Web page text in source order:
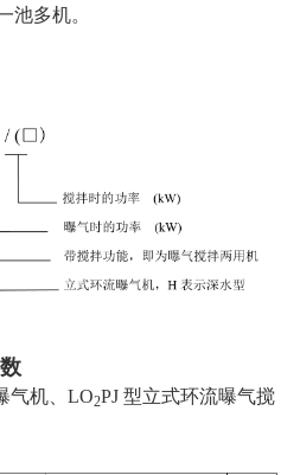
池多机。
气机、LO2PJ 型立式环流曝气搅